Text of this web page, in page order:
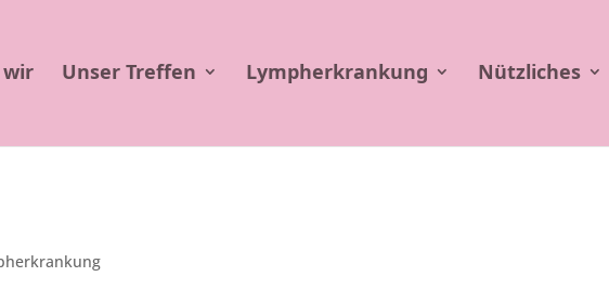
wir Unser Treffen Lympherkrankung Nützliches